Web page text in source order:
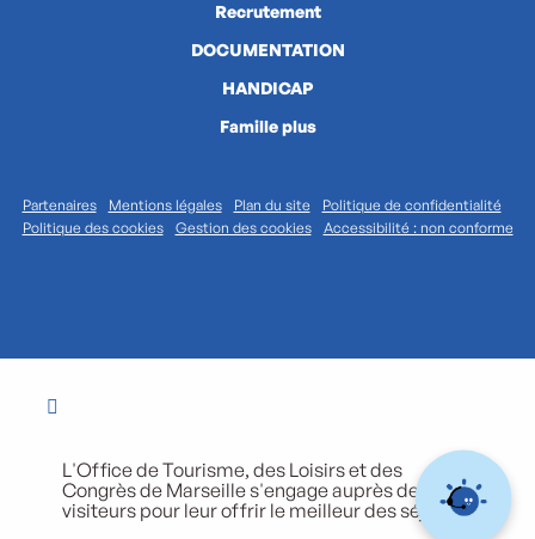
Recrutement
DOCUMENTATION
HANDICAP
Famille plus
Partenaires Mentions légales Plan du site
Politique de confidentialité
Politique des cookies
Gestion des cookies Accessibilité : non conforme
L'Office de Tourisme, des Loisirs et des
Congrès de Marseille s'engage auprès de ses
visiteurs pour leur offrir le meilleur des séjours.